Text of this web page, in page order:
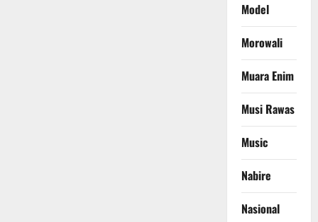
Model
Morowali
Muara Enim
Musi Rawas
Music
Nabire
Nasional